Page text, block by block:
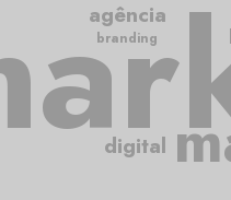
agência
digital
branding